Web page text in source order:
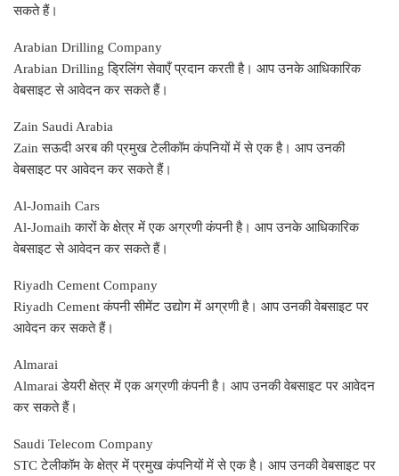
सकते हैं।
Arabian Drilling Company
Arabian Drilling ड्रिलिंग सेवाएँ प्रदान करती है। आप उनके आधिकारिक
वेबसाइट से आवेदन कर सकते हैं।
Zain Saudi Arabia
Zain सऊदी अरब की प्रमुख टेलीकॉम कंपनियों में से एक है। आप उनकी
वेबसाइट पर आवेदन कर सकते हैं।
Al-Jomaih Cars
Al-Jomaih कारों के क्षेत्र में एक अग्रणी कंपनी है। आप उनके आधिकारिक
वेबसाइट से आवेदन कर सकते हैं।
Riyadh Cement Company
Riyadh Cement कंपनी सीमेंट उद्योग में अग्रणी है। आप उनकी वेबसाइट पर
आवेदन कर सकते हैं।
Almarai
Almarai डेयरी क्षेत्र में एक अग्रणी कंपनी है। आप उनकी वेबसाइट पर आवेदन
कर सकते हैं।
Saudi Telecom Company
STC टेलीकॉम के क्षेत्र में प्रमुख कंपनियों में से एक है। आप उनकी वेबसाइट पर